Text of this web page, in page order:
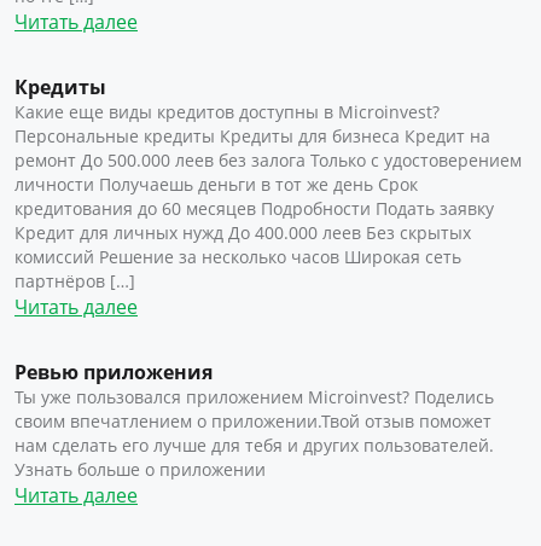
Читать далее
Кредиты
Какие еще виды кредитов доступны в Microinvest?
Персональные кредиты Кредиты для бизнеса Кредит на
ремонт До 500.000 леев без залога Только с удостоверением
личности Получаешь деньги в тот же день Срок
кредитования до 60 месяцев Подробности Подать заявку
Кредит для личных нужд До 400.000 леев Без скрытых
комиссий Решение за несколько часов Широкая сеть
партнёров […]
Читать далее
Ревью приложения
Ты уже пользовался приложением Microinvest? Поделись
своим впечатлением о приложении.Твой отзыв поможет
нам сделать его лучше для тебя и других пользователей.
Узнать больше о приложении
Читать далее